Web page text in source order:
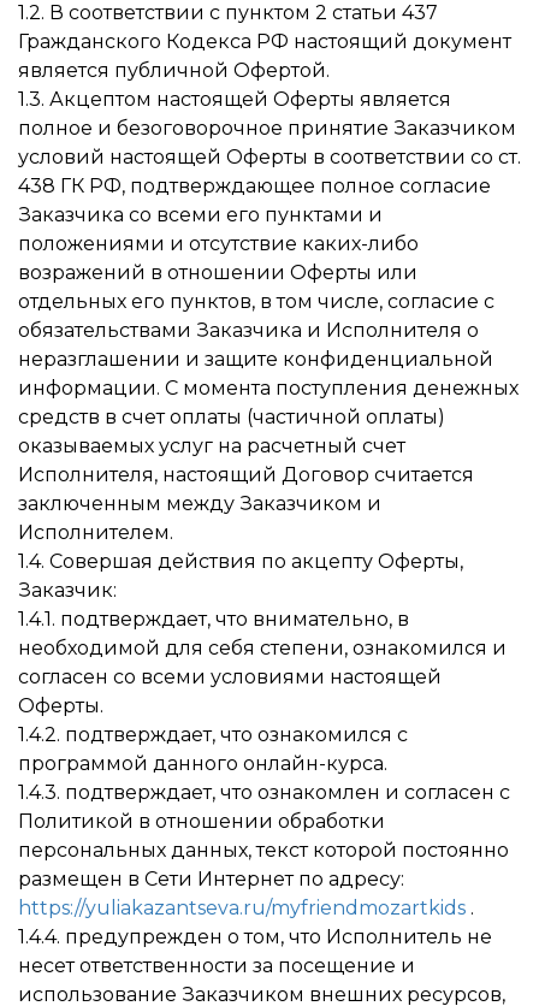
1.2. В соответствии с пунктом 2 статьи 437
Гражданского Кодекса РФ настоящий документ
является публичной Офертой.
1.3. Акцептом настоящей Оферты является
полное и безоговорочное принятие Заказчиком
условий настоящей Оферты в соответствии со ст.
438 ГК РФ, подтверждающее полное согласие
Заказчика со всеми его пунктами и
положениями и отсутствие каких-либо
возражений в отношении Оферты или
отдельных его пунктов, в том числе, согласие с
обязательствами Заказчика и Исполнителя о
неразглашении и защите конфиденциальной
информации. С момента поступления денежных
средств в счет оплаты (частичной оплаты)
оказываемых услуг на расчетный счет
Исполнителя, настоящий Договор считается
заключенным между Заказчиком и
Исполнителем.
1.4. Совершая действия по акцепту Оферты,
Заказчик:
1.4.1. подтверждает, что внимательно, в
необходимой для себя степени, ознакомился и
согласен со всеми условиями настоящей
Оферты.
1.4.2. подтверждает, что ознакомился с
программой данного онлайн-курса.
1.4.3. подтверждает, что ознакомлен и согласен с
Политикой в отношении обработки
персональных данных, текст которой постоянно
размещен в Сети Интернет по адресу:
https://yuliakazantseva.ru/myfriendmozartkids .
1.4.4. предупрежден о том, что Исполнитель не
несет ответственности за посещение и
использование Заказчиком внешних ресурсов,